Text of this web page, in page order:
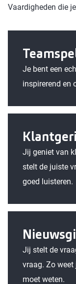
Vaardigheden die
Je bent een
inspirerend en
Jij geniet van
stelt de juiste
goed luisteren.
Jij stelt de
vraag. Zo
moet weten.